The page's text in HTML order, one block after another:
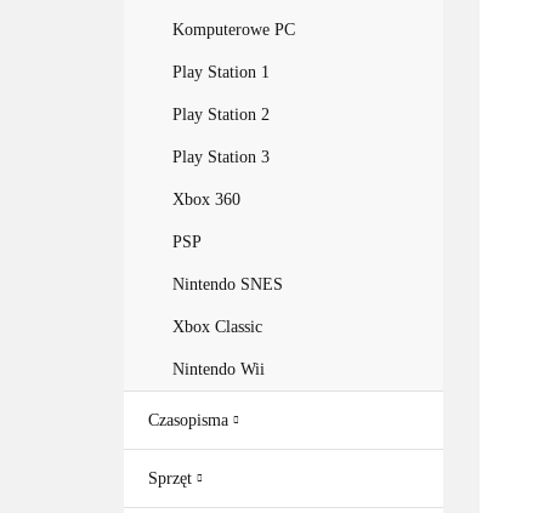
Komputerowe PC
Play Station 1
Play Station 2
Play Station 3
Xbox 360
PSP
Nintendo SNES
Xbox Classic
Nintendo Wii
Czasopisma
Sprzęt